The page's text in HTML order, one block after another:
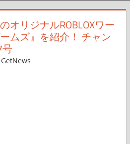
オリジナルROBLOXワー
ムズ』を紹介！ チャン
ガジェクリ
GetNews